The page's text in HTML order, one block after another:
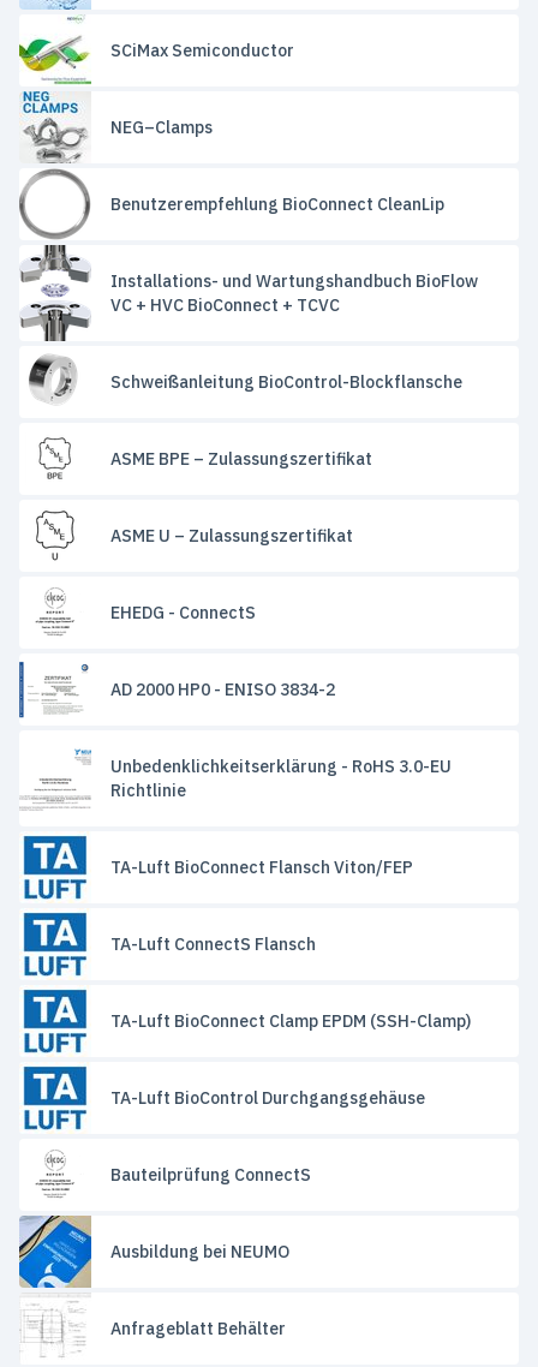
SCiMax Semiconductor
NEG–Clamps
Benutzerempfehlung BioConnect CleanLip
Installations- und Wartungshandbuch BioFlow
VC + HVC BioConnect + TCVC
Schweißanleitung BioControl-Blockflansche
ASME BPE – Zulassungszertifikat
ASME U – Zulassungszertifikat
EHEDG - ConnectS
AD 2000 HP0 - ENISO 3834-2
Unbedenklichkeitserklärung - RoHS 3.0-EU
Richtlinie
TA-Luft BioConnect Flansch Viton/FEP
TA-Luft ConnectS Flansch
TA-Luft BioConnect Clamp EPDM (SSH-Clamp)
TA-Luft BioControl Durchgangsgehäuse
Bauteilprüfung ConnectS
Ausbildung bei NEUMO
Anfrageblatt Behälter